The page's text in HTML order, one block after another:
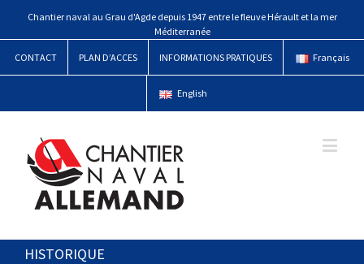
Chantier naval au Grau d'Agde depuis 1947 entre le fleuve Hérault et la mer
Méditerranée
CONTACT PLAN D’ACCES INFORMATIONS PRATIQUES Français
English
HISTORIQUE